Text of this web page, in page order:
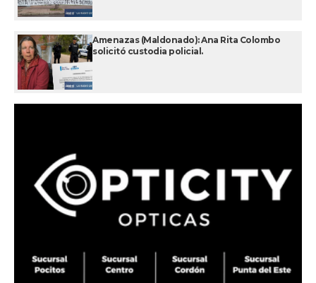
Amenazas (Maldonado): Ana Rita Colombo
solicitó custodia policial.